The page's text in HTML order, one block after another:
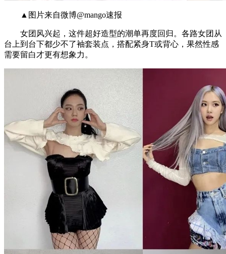
▲图片来自微博@mango速报
女团风兴起，这件超好造型的潮单再度回归。各路女团从
台上到台下都少不了袖套装点，搭配紧身T或背心，果然性感
需要留白才更有想象力。